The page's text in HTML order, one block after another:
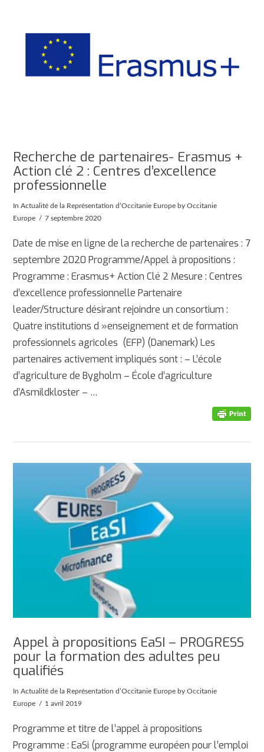
AFFICHER
Recherche de partenaires- Erasmus +
Action clé 2 : Centres d’excellence
professionnelle
InActualité de la Représentation d’Occitanie Europe by Occitanie
Europe
7 septembre 2020
Date de mise en ligne de la recherche de partenaires : 7
septembre 2020 Programme/Appel à propositions :
Programme : Erasmus+ Action Clé 2 Mesure : Centres
d’excellence professionnelle Partenaire
leader/Structure désirant rejoindre un consortium :
Quatre institutions d »enseignement et de formation
professionnels agricoles (EFP) (Danemark) Les
partenaires activement impliqués sont : – L’école
d’agriculture de Bygholm – École d’agriculture
d’Asmildkloster – …
Appel à propositions EaSI – PROGRESS
pour la formation des adultes peu
qualifiés
InActualité de la Représentation d’Occitanie Europe by Occitanie
Europe
1 avril 2019
Programme et titre de l’appel à propositions
Programme : EaSi (programme européen pour l’emploi